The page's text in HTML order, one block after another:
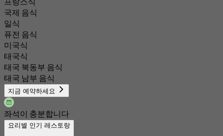
국제 음식
일식
퓨전 음식
미국식
태국식
태국 북동부 음식
태국 남부 음식
지금 예약하세요
좌석이 충분합니다
요리별 인기 레스토랑